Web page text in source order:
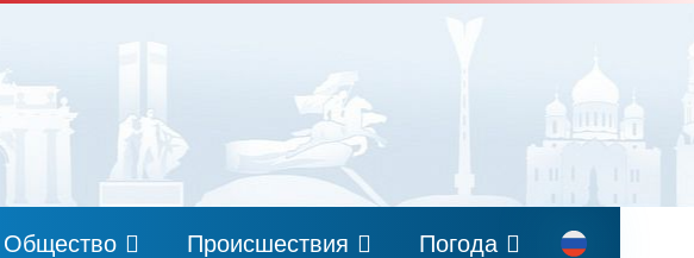
Общество Происшествия Погода